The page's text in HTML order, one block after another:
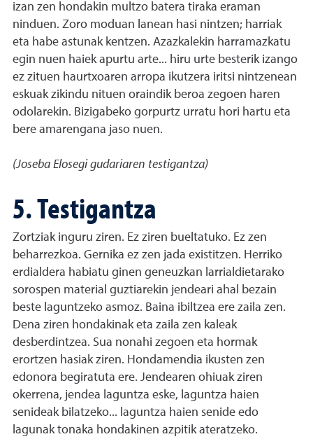
izan zen hondakin multzo batera tiraka eraman
ninduen. Zoro moduan lanean hasi nintzen; harriak
eta habe astunak kentzen. Azazkalekin harramazkatu
egin nuen haiek apurtu arte... hiru urte besterik izango
ez zituen haurtxoaren arropa ikutzera iritsi nintzenean
eskuak zikindu nituen oraindik beroa zegoen haren
odolarekin. Bizigabeko gorpurtz urratu hori hartu eta
bere amarengana jaso nuen.
(Joseba Elosegi gudariaren testigantza)
5. Testigantza
Zortziak inguru ziren. Ez ziren bueltatuko. Ez zen
beharrezkoa. Gernika ez zen jada existitzen. Herriko
erdialdera habiatu ginen geneuzkan larrialdietarako
sorospen material guztiarekin jendeari ahal bezain
beste laguntzeko asmoz. Baina ibiltzea ere zaila zen.
Dena ziren hondakinak eta zaila zen kaleak
desberdintzea. Sua nonahi zegoen eta hormak
erortzen hasiak ziren. Hondamendia ikusten zen
edonora begiratuta ere. Jendearen ohiuak ziren
okerrena, jendea laguntza eske, laguntza haien
senideak bilatzeko... laguntza haien senide edo
lagunak tonaka hondakinen azpitik ateratzeko.